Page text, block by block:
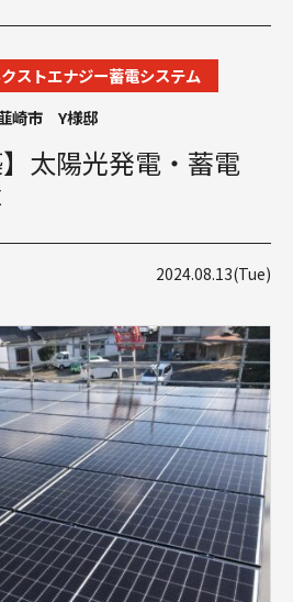
ストエナジー蓄電システム
崎市 Y様邸
】太陽光発電・蓄電
2024.08.13(Tue)